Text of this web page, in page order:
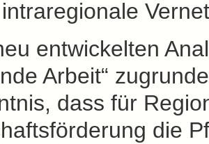
entwickelten
Arbeit“
dass für
die